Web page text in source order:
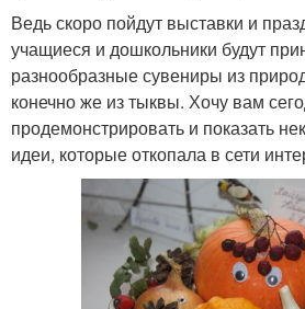
Ведь скоро пойдут выставки и
учащиеся и дошкольники будут
разнообразные сувениры из
конечно же из тыквы. Хочу вам
продемонстрировать и показать
идеи, которые откопала в сети